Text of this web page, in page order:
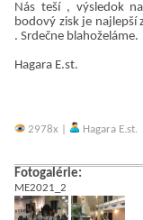
Nás teší , výsledok
bodový zisk je najlepší
. Srdečne blahoželáme.
Hagara E.st.
2978x | Hagara E.st.
Fotogalérie:
ME2021_2